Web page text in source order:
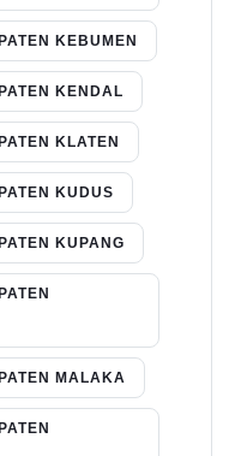
KEBUMEN
KENDAL
KLATEN
KUDUS
KUPANG
MALAKA